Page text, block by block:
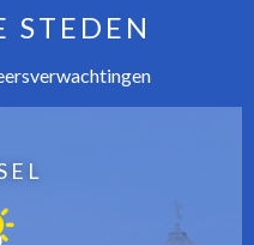
STEDEN